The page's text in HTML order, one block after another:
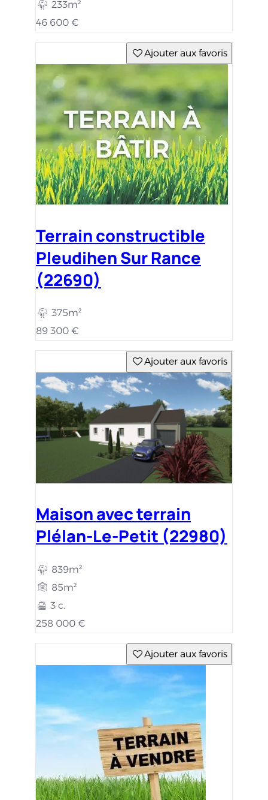
233m²
46 600 €
Ajouter aux favoris
Terrain constructible
Pleudihen Sur Rance
(22690)
375m²
89 300 €
Ajouter aux favoris
Maison avec terrain
Plélan-Le-Petit (22980)
839m²
85m²
3 c.
258 000 €
Ajouter aux favoris